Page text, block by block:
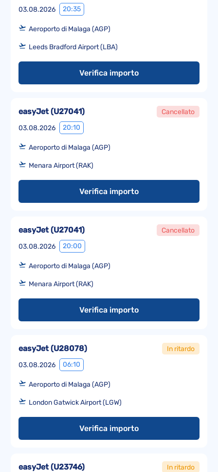
03.08.2026 20:35
Aeroporto di Malaga (AGP)
Leeds Bradford Airport (LBA)
Verifica importo
03.08.2026 20:10
easyJet(U27041) Cancellato
Aeroporto di Malaga (AGP)
Menara Airport (RAK)
Verifica importo
03.08.2026 20:00
easyJet(U27041) Cancellato
Aeroporto di Malaga (AGP)
Menara Airport (RAK)
Verifica importo
03.08.2026 06:10
easyJet(U28078) In ritardo
Aeroporto di Malaga (AGP)
London Gatwick Airport (LGW)
Verifica importo
easyJet(U23746) In ritardo